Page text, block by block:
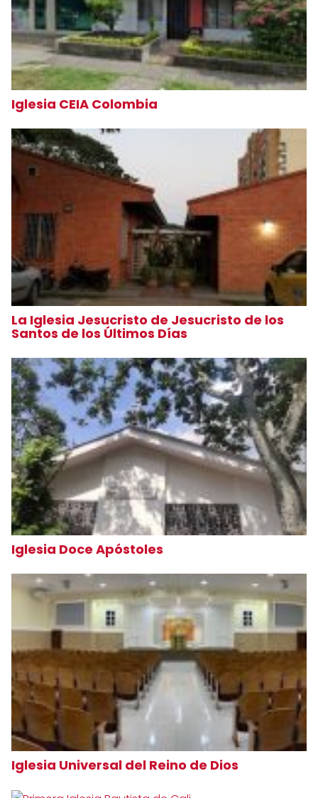
Iglesia CEIA Colombia
La Iglesia Jesucristo de Jesucristo de los
Santos de los Últimos Días
Iglesia Doce Apóstoles
Iglesia Universal del Reino de Dios